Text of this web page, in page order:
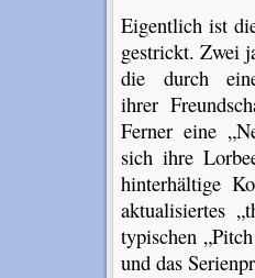
Eigentlich ist
gestrickt. Zwei
die durch
ihrer
Ferner eine
sich ihre
hinterhältige
aktualisiertes
typischen
und das